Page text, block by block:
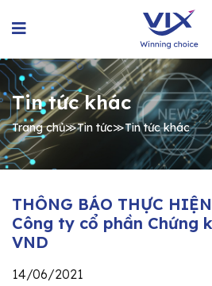
Tin tức khác
Trang chủ≫Tin tức≫Tin tức khác
THÔNG BÁO THỰC
Công ty cổ phần Chứng
VND
14/06/2021